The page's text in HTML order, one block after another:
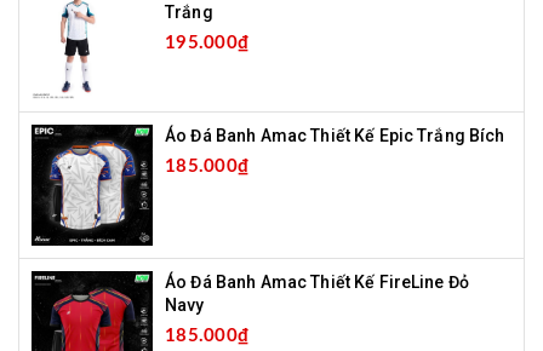
Trắng
195.000₫
Áo Đá Banh Amac Thiết Kế Epic Trắng Bích
185.000₫
Áo Đá Banh Amac Thiết Kế FireLine Đỏ
Navy
185.000₫